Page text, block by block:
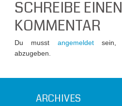
SCHREIBE EINEN
KOMMENTAR
Du musst angemeldetsein,
abzugeben.
ARCHIVES